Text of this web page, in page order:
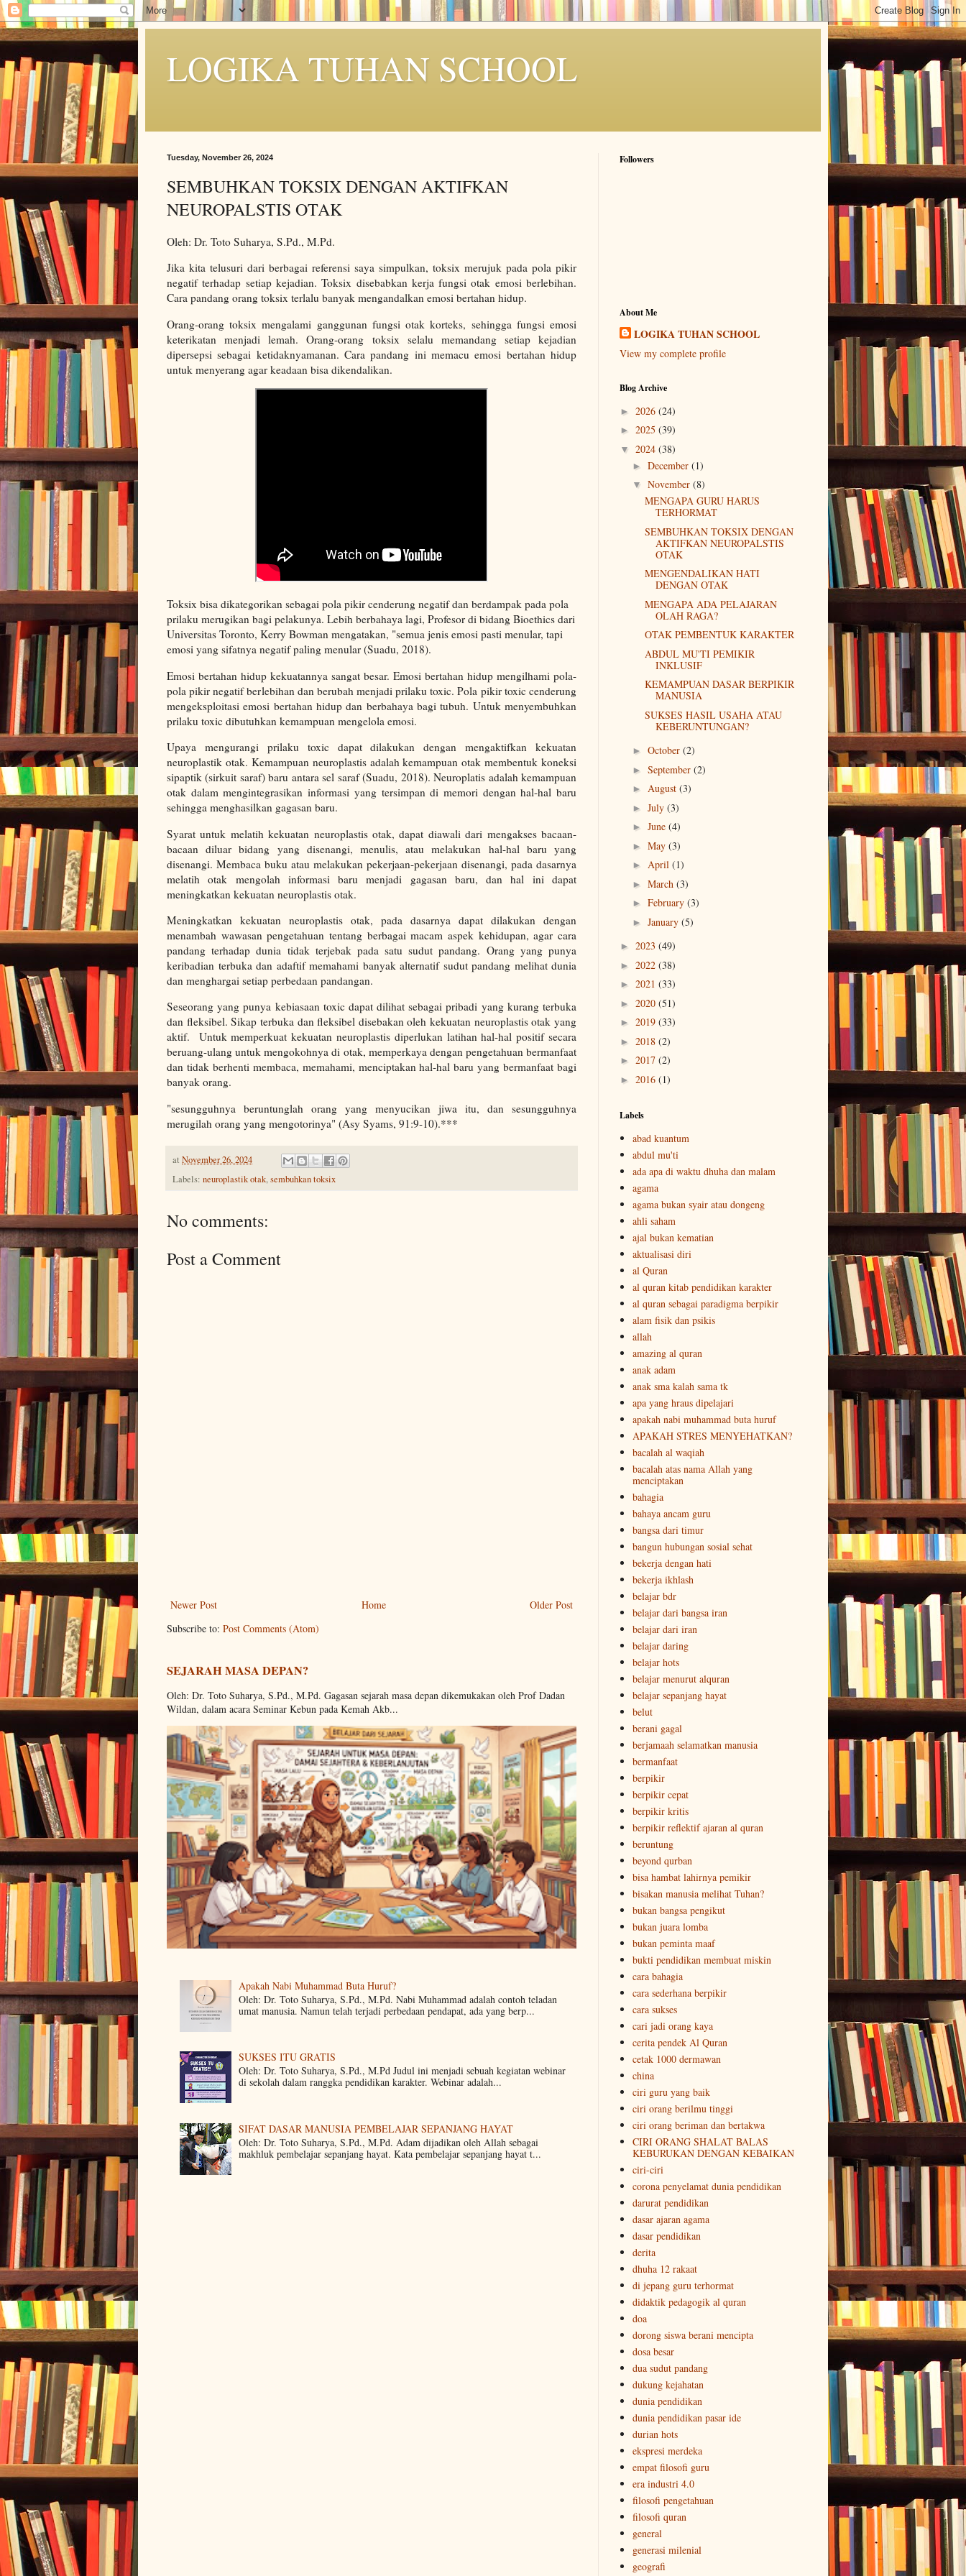
LOGIKA TUHAN SCHOOL
Tuesday, November 26, 2024
SEMBUHKAN TOKSIX DENGAN AKTIFKAN
NEUROPALSTIS OTAK
Oleh: Dr. Toto Suharya, S.Pd., M.Pd.
Jika kita telusuri dari berbagai referensi saya simpulkan, toksix merujuk pada pola pikir
negatif terhadap setiap kejadian. Toksix disebabkan kerja fungsi otak emosi berlebihan.
Cara pandang orang toksix terlalu banyak mengandalkan emosi bertahan hidup.
Orang-orang toksix mengalami ganggunan fungsi otak korteks, sehingga fungsi emosi
keterikatan menjadi lemah. Orang-orang toksix selalu memandang setiap kejadian
dipersepsi sebagai ketidaknyamanan. Cara pandang ini memacu emosi bertahan hidup
untuk menyerang agar keadaan bisa dikendalikan.
Toksix bisa dikategorikan sebagai pola pikir cenderung negatif dan berdampak pada pola
prilaku merugikan bagi pelakunya. Lebih berbahaya lagi, Profesor di bidang Bioethics dari
Universitas Toronto, Kerry Bowman mengatakan, "semua jenis emosi pasti menular, tapi
emosi yang sifatnya negatif paling menular (Suadu, 2018).
Emosi bertahan hidup kekuatannya sangat besar. Emosi bertahan hidup mengilhami pola-
pola pikir negatif berlebihan dan berubah menjadi prilaku toxic. Pola pikir toxic cenderung
mengeksploitasi emosi bertahan hidup dan berbahaya bagi tubuh. Untuk menyembuhkan
prilaku toxic dibutuhkan kemampuan mengelola emosi.
Upaya mengurangi prilaku toxic dapat dilakukan dengan mengaktifkan kekuatan
neuroplastik otak. Kemampuan neuroplastis adalah kemampuan otak membentuk koneksi
sipaptik (sirkuit saraf) baru antara sel saraf (Suadu, 2018). Neuroplatis adalah kemampuan
otak dalam mengintegrasikan informasi yang tersimpan di memori dengan hal-hal baru
sehingga menghasilkan gagasan baru.
Syarat untuk melatih kekuatan neuroplastis otak, dapat diawali dari mengakses bacaan-
bacaan diluar bidang yang disenangi, menulis, atau melakukan hal-hal baru yang
disenangi. Membaca buku atau melakukan pekerjaan-pekerjaan disenangi, pada dasarnya
melatih otak mengolah informasi baru menjadi gagasan baru, dan hal ini dapat
meningkatkan kekuatan neuroplastis otak.
Meningkatkan kekuatan neuroplastis otak, pada dasarnya dapat dilakukan dengan
menambah wawasan pengetahuan tentang berbagai macam aspek kehidupan, agar cara
pandang terhadap dunia tidak terjebak pada satu sudut pandang. Orang yang punya
keribadian terbuka dan adaftif memahami banyak alternatif sudut pandang melihat dunia
dan menghargai setiap perbedaan pandangan.
Seseorang yang punya kebiasaan toxic dapat dilihat sebagai pribadi yang kurang terbuka
dan fleksibel. Sikap terbuka dan fleksibel disebakan oleh kekuatan neuroplastis otak yang
aktif. Untuk memperkuat kekuatan neuroplastis diperlukan latihan hal-hal positif secara
beruang-ulang untuk mengokohnya di otak, memperkaya dengan pengetahuan bermanfaat
dan tidak berhenti membaca, memahami, menciptakan hal-hal baru yang bermanfaat bagi
banyak orang.
"sesungguhnya beruntunglah orang yang menyucikan jiwa itu, dan sesungguhnya
merugilah orang yang mengotorinya" (Asy Syams, 91:9-10).***
at November 26, 2024
Labels: neuroplastik otak,sembuhkan toksix
No comments:
Post a Comment
Newer Post Older Post
Home
Subscribe to: Post Comments (Atom)
SEJARAH MASA DEPAN?
Oleh: Dr. Toto Suharya, S.Pd., M.Pd. Gagasan sejarah masa depan dikemukakan oleh Prof Dadan
Wildan, dalam acara Seminar Kebun pada Kemah Akb...
Apakah Nabi Muhammad Buta Huruf?
Oleh: Dr. Toto Suharya, S.Pd., M.Pd. Nabi Muhammad adalah contoh teladan
umat manusia. Namun telah terjadi perbedaan pendapat, ada yang berp...
SUKSES ITU GRATIS
Oleh: Dr. Toto Suharya, S.Pd., M.Pd Judul ini menjadi sebuah kegiatan webinar
di sekolah dalam ranggka pendidikan karakter. Webinar adalah...
SIFAT DASAR MANUSIA PEMBELAJAR SEPANJANG HAYAT
Oleh: Dr. Toto Suharya, S.Pd., M.Pd. Adam dijadikan oleh Allah sebagai
makhluk pembelajar sepanjang hayat. Kata pembelajar sepanjang hayat t...
Followers
About Me
LOGIKA TUHAN SCHOOL
View my complete profile
Blog Archive
► 2026 (24)
► 2025 (39)
▼ 2024 (38)
► December (1)
▼ November (8)
MENGAPA GURU HARUS
TERHORMAT
SEMBUHKAN TOKSIX DENGAN
AKTIFKAN NEUROPALSTIS
OTAK
MENGENDALIKAN HATI
DENGAN OTAK
MENGAPA ADA PELAJARAN
OLAH RAGA?
OTAK PEMBENTUK KARAKTER
ABDUL MU'TI PEMIKIR
INKLUSIF
KEMAMPUAN DASAR BERPIKIR
MANUSIA
SUKSES HASIL USAHA ATAU
KEBERUNTUNGAN?
► October (2)
► September (2)
► August (3)
► July (3)
► June (4)
► May (3)
► April (1)
► March (3)
► February (3)
► January (5)
► 2023 (49)
► 2022 (38)
► 2021 (33)
► 2020 (51)
► 2019 (33)
► 2018 (2)
► 2017 (2)
► 2016 (1)
Labels
abad kuantum
abdul mu'ti
ada apa di waktu dhuha dan malam
agama
agama bukan syair atau dongeng
ahli saham
ajal bukan kematian
aktualisasi diri
al Quran
al quran kitab pendidikan karakter
al quran sebagai paradigma berpikir
alam fisik dan psikis
allah
amazing al quran
anak adam
anak sma kalah sama tk
apa yang hraus dipelajari
apakah nabi muhammad buta huruf
APAKAH STRES MENYEHATKAN?
bacalah al waqiah
bacalah atas nama Allah yang
menciptakan
bahagia
bahaya ancam guru
bangsa dari timur
bangun hubungan sosial sehat
bekerja dengan hati
bekerja ikhlash
belajar bdr
belajar dari bangsa iran
belajar dari iran
belajar daring
belajar hots
belajar menurut alquran
belajar sepanjang hayat
belut
berani gagal
berjamaah selamatkan manusia
bermanfaat
berpikir
berpikir cepat
berpikir kritis
berpikir reflektif ajaran al quran
beruntung
beyond qurban
bisa hambat lahirnya pemikir
bisakan manusia melihat Tuhan?
bukan bangsa pengikut
bukan juara lomba
bukan peminta maaf
bukti pendidikan membuat miskin
cara bahagia
cara sederhana berpikir
cara sukses
cari jadi orang kaya
cerita pendek Al Quran
cetak 1000 dermawan
china
ciri guru yang baik
ciri orang berilmu tinggi
ciri orang beriman dan bertakwa
CIRI ORANG SHALAT BALAS
KEBURUKAN DENGAN KEBAIKAN
ciri-ciri
corona penyelamat dunia pendidikan
darurat pendidikan
dasar ajaran agama
dasar pendidikan
derita
dhuha 12 rakaat
di jepang guru terhormat
didaktik pedagogik al quran
doa
dorong siswa berani mencipta
dosa besar
dua sudut pandang
dukung kejahatan
dunia pendidikan
dunia pendidikan pasar ide
durian hots
ekspresi merdeka
empat filosofi guru
era industri 4.0
filosofi pengetahuan
filosofi quran
general
generasi milenial
geografi